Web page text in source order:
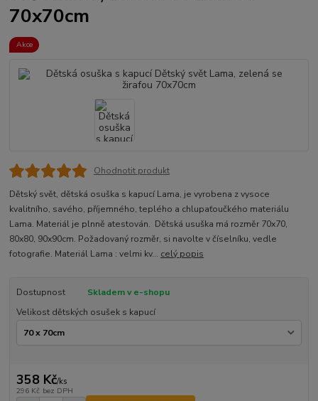
70x70cm
Akce
Ohodnotit produkt
Dětský svět, dětská osuška s kapucí Lama, je vyrobena z vysoce
kvalitního, savého, příjemného, teplého a chlupaťoučkého materiálu
Lama. Materiál je plnně atestován. Dětská usuška má rozměr 70x70,
80x80, 90x90cm. Požadovaný rozměr, si navolte v číselníku, vedle
fotografie. Materiál Lama : velmi kv... celý popis
Dostupnost
Skladem v e-shopu
Velikost dětských osušek s kapucí
358 Kč/ks
296 Kč bez DPH